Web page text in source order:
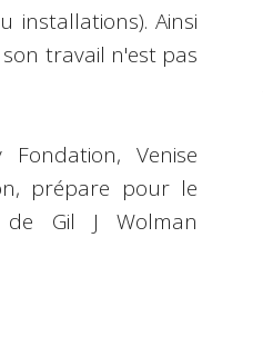
installations). Ainsi
travail n'est pas
Venise
prépare pour le
de Gil J Wolman